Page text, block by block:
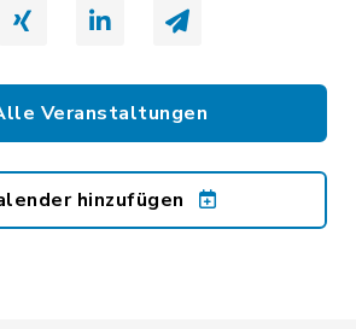
Veranstaltungen
hinzufügen